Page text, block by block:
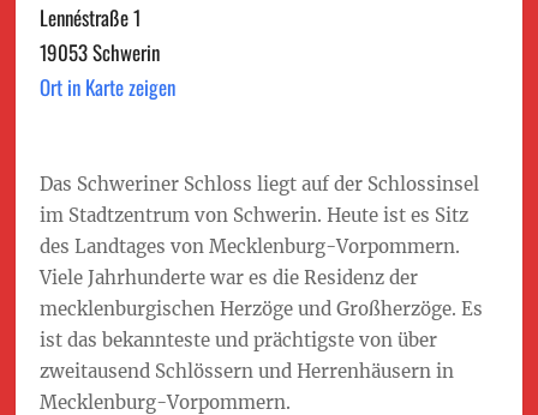
Lennéstraße 1
19053 Schwerin
Ort in Karte zeigen
Das Schweriner Schloss liegt auf der Schlossinsel
im Stadtzentrum von Schwerin. Heute ist es Sitz
des Landtages von Mecklenburg-Vorpommern.
Viele Jahrhunderte war es die Residenz der
mecklenburgischen Herzöge und Großherzöge. Es
ist das bekannteste und prächtigste von über
zweitausend Schlössern und Herrenhäusern in
Mecklenburg-Vorpommern.